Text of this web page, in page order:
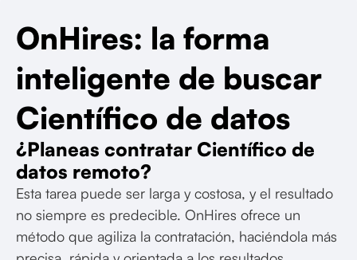
OnHires: la forma
inteligente de buscar
Científico de datos
¿Planeas contratar Científico de
datos remoto?
Esta tarea puede ser larga y costosa, y el resultado
no siempre es predecible. OnHires ofrece un
método que agiliza la contratación, haciéndola más